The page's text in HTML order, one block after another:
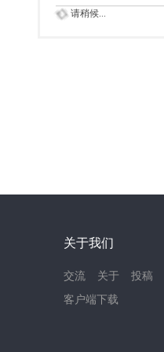
请稍候...
关于我们
交流 关于
投稿
客户端下载